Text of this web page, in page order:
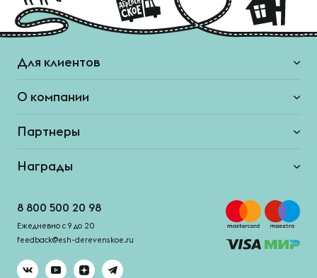
Для клиентов
О компании
Партнеры
Награды
8 800 500 20 98
Ежедневно с 9 до 20
feedback@esh-derevenskoe.ru